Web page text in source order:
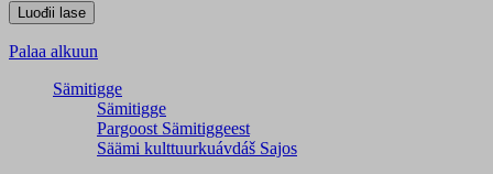
Palaa alkuun
Sämitigge
Sämitigge
Pargoost Sämitiggeest
Säämi kulttuurkuávdáš Sajos